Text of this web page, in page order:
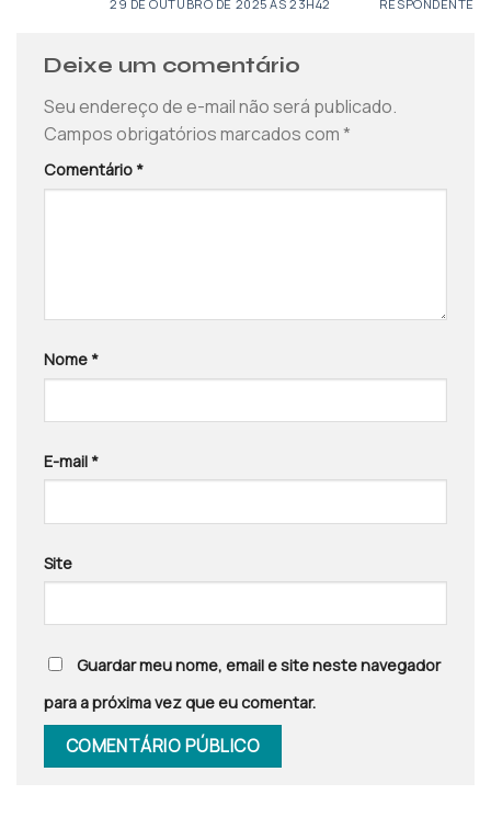
29 DE OUTUBRO DE 2025 ÀS 23H42 RESPONDENTE
Deixe um comentário
Seu endereço de e-mail não será publicado.
Campos obrigatórios marcados com*
Comentário *
Nome *
E-mail *
Site
Guardar meu nome, email e site neste navegador
para a próxima vez que eu comentar.